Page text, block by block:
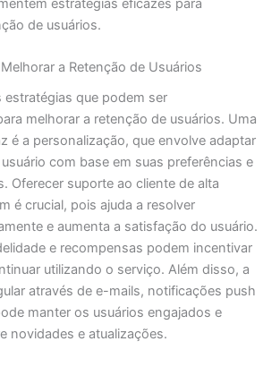
estratégias eficazes para
de usuários.
a Retenção de Usuários
estratégias que podem ser
melhorar a retenção de usuários. Uma
é a personalização, que envolve adaptar
com base em suas preferências e
Oferecer suporte ao cliente de alta
é crucial, pois ajuda a resolver
e aumenta a satisfação do usuário.
e recompensas podem incentivar
utilizando o serviço. Além disso, a
através de e-mails, notificações push
manter os usuários engajados e
novidades e atualizações.